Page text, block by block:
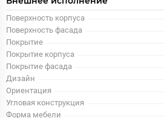
Поверхность корпуса
Поверхность фасада
Покрытие
Покрытие корпуса
Покрытие фасада
Дизайн
Ориентация
Угловая конструкция
Форма мебели